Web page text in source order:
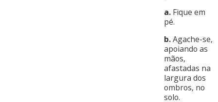
a.Fique em
pé.
b.Agache-se,
apoiando as
mãos,
afastadas na
largura dos
ombros, no
solo.